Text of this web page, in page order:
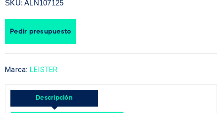
SKU: ALN107125
Pedir presupuesto
Marca: LEISTER
Descripción